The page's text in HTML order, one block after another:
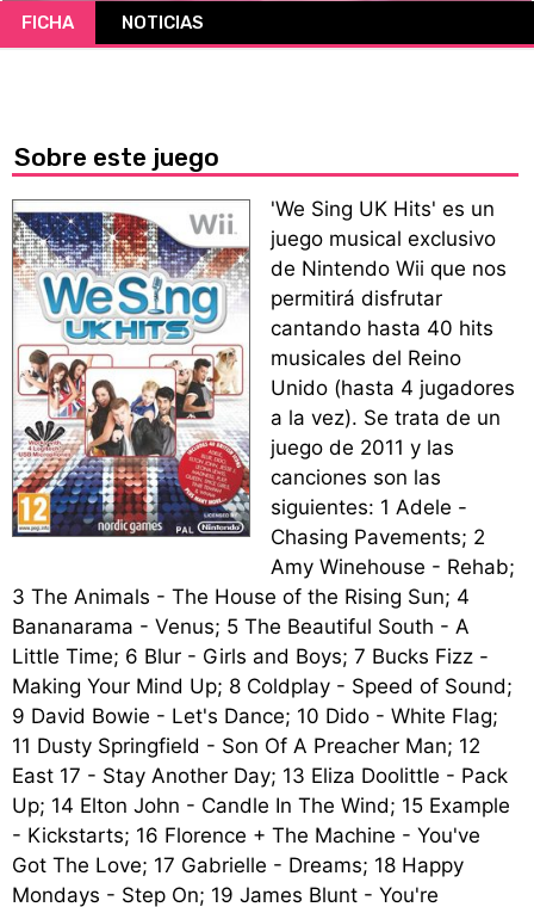
FICHA NOTICIAS
Sobre este juego
'We Sing UK Hits' es un
juego musical exclusivo
de Nintendo Wii que nos
permitirá disfrutar
cantando hasta 40 hits
musicales del Reino
Unido (hasta 4 jugadores
a la vez). Se trata de un
juego de 2011 y las
canciones son las
siguientes: 1 Adele -
Chasing Pavements; 2
Amy Winehouse - Rehab;
3 The Animals - The House of the Rising Sun; 4
Bananarama - Venus; 5 The Beautiful South - A
Little Time; 6 Blur - Girls and Boys; 7 Bucks Fizz -
Making Your Mind Up; 8 Coldplay - Speed of Sound;
9 David Bowie - Let's Dance; 10 Dido - White Flag;
11 Dusty Springfield - Son Of A Preacher Man; 12
East 17 - Stay Another Day; 13 Eliza Doolittle - Pack
Up; 14 Elton John - Candle In The Wind; 15 Example
- Kickstarts; 16 Florence + The Machine - You've
Got The Love; 17 Gabrielle - Dreams; 18 Happy
Mondays - Step On; 19 James Blunt - You're